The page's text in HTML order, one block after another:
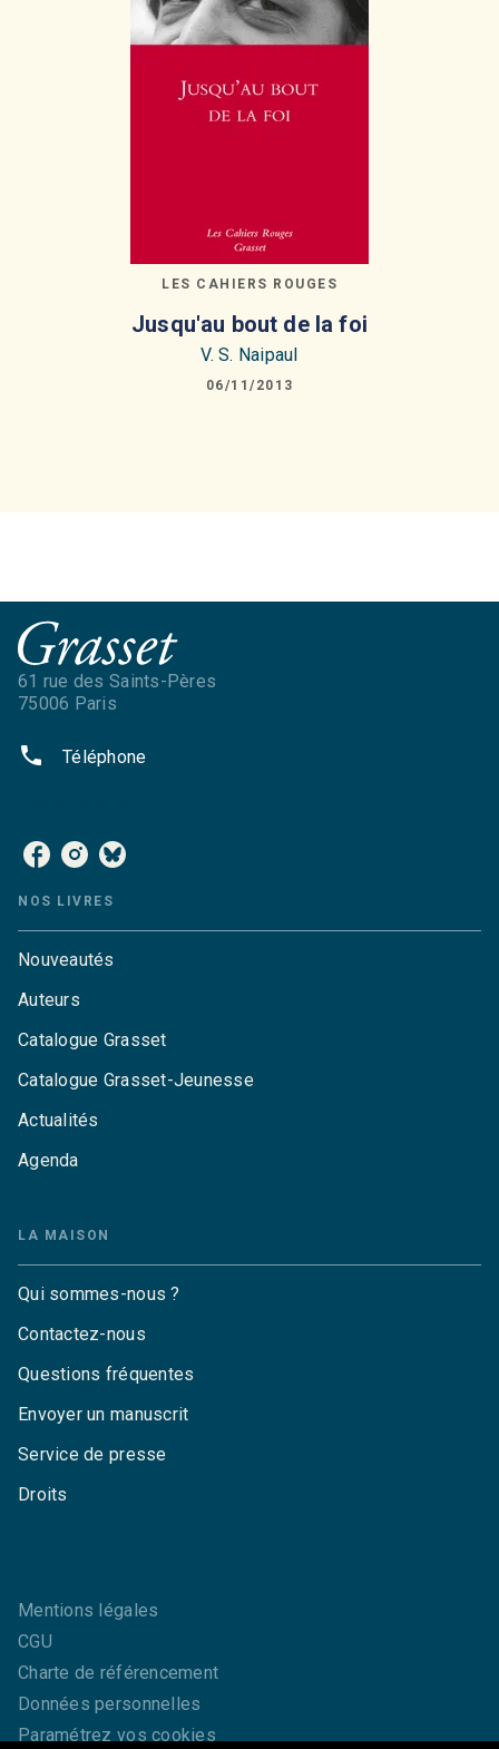
LES CAHIERS ROUGES
Jusqu'au bout de la foi
V. S. Naipaul
06/11/2013
61 rue des Saints-Pères
75006 Paris
phone Téléphone
NOS LIVRES
Nouveautés
Auteurs
Catalogue Grasset
Catalogue Grasset-Jeunesse
Actualités
Agenda
LA MAISON
Qui sommes-nous ?
Contactez-nous
Questions fréquentes
Envoyer un manuscrit
Service de presse
Droits
Mentions légales
CGU
Charte de référencement
Données personnelles
Paramétrez vos cookies